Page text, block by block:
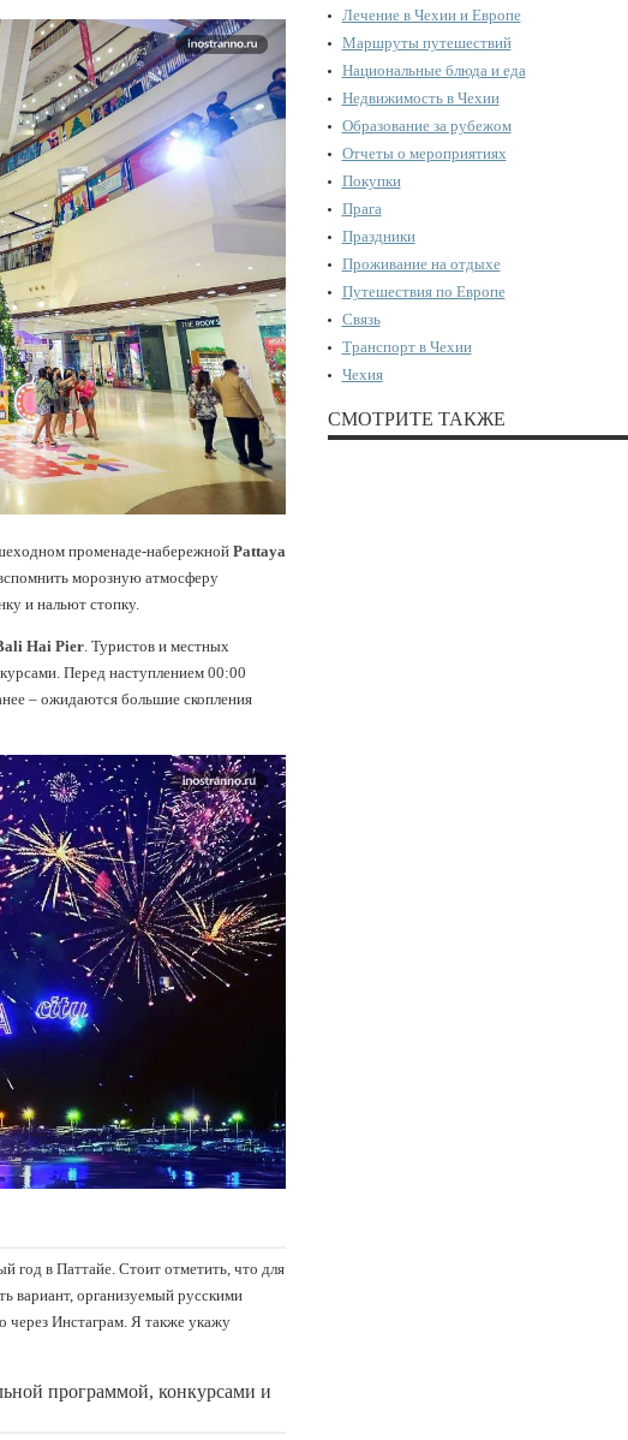
променаде-набережнойPattaya
морозную атмосферу
и нальют стопку.
Hai Pier. Туристов и местных
Перед наступлением 00:00
– ожидаются большие скопления
год в Паттайе. Стоит отметить, что для
вариант, организуемый русскими
Инстаграм. Я также укажу
программой, конкурсами и
Лечение в Чехии и Европе
Маршруты путешествий
Национальные блюда и еда
Недвижимость в Чехии
Образование за рубежом
Отчеты о мероприятиях
Покупки
Прага
Праздники
Проживание на отдыхе
Путешествия по Европе
Связь
Транспорт в Чехии
Чехия
СМОТРИТЕ ТАКЖЕ